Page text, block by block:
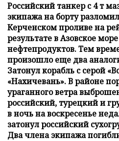
Российский танкер с 4 т
экипажа на борту
Керченском проливе на
результате в Азовское
нефтепродуктов. Тем
произошло еще два
Затонул корабль с серой
«Нахичевань». В районе
ураганного ветра
российский, турецкий и
в ночь на воскресенье
затонул российский
Два члена экипажа